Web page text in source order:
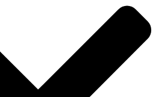
Rothfuss